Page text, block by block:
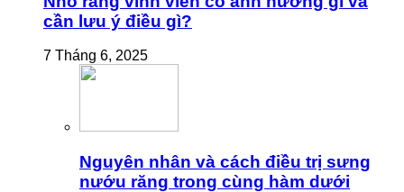
cần lưu ý điều gì?
7 Tháng 6, 2025
Nguyên nhân và cách điều trị sưng
nướu răng trong cùng hàm dưới